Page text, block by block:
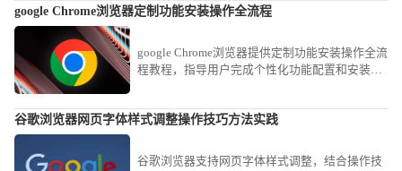
google Chrome浏览器定制功能安装操作全流程
google Chrome浏览器提供定制功能安装操作全流
程教程，指导用户完成个性化功能配置和安装，
谷歌浏览器网页字体样式调整操作技巧方法实践
谷歌浏览器支持网页字体样式调整，结合操作技